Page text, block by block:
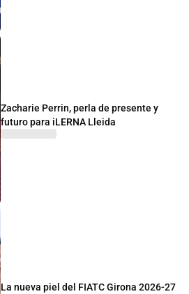
Zacharie Perrin, perla de presente y
futuro para iLERNA Lleida
La nueva piel del FIATC Girona 2026-27